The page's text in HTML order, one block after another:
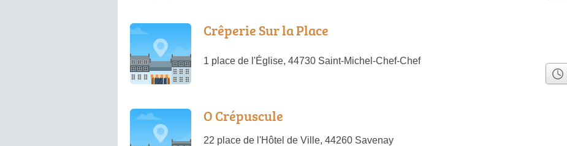
Crêperie Sur la Place
1 place de l'Église, 44730 Saint-Michel-Chef-Chef
O Crépuscule
22 place de l'Hôtel de Ville, 44260 Savenay